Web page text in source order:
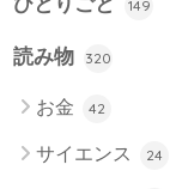
ひとりごと 149
読み物 320
お金 42
サイエンス 24